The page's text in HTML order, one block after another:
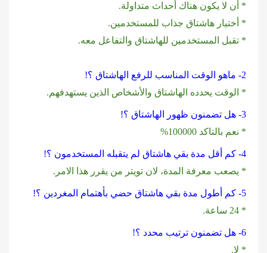
* أن لا يكون هناك أحداث متداولة.
* أختيار هاشتاق جذاب للمستخدمين.
‏* تقبل المستخدمين للهاشتاق والتفاعل معه.
2- ماهو الوقت المناسب للرفع الهاشتاق ؟!
* الوقت يحدده الهاشتاق والأشخاص الذين يستهدفهم.
3- هل تضمنون ظهور الهاشتاق ؟!
* نعم بالتاكد 100000%
4- كم أقل مدة بقي هاشتاق لم يتقبله المستخدمون ؟!
* يصعب معرفة المدة، لان تويتر من يقرر هذا الامر.
5- كم أطول مدة بقي هاشتاق حضي بأهتمام المغردين ؟!
* 24 ساعة.
6- هل تضمنون ترتيب محدد ؟!
* لا.